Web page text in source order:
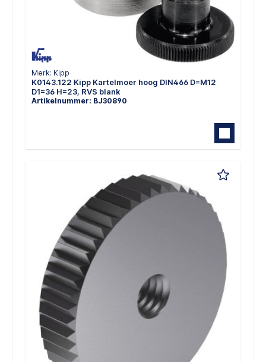
Merk: Kipp
K0143.122 Kipp Kartelmoer hoog DIN466 D=M12
D1=36 H=23, RVS blank
Artikelnummer: BJ30890